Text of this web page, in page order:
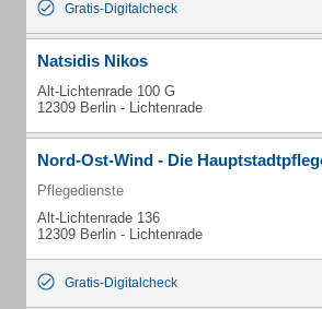
Gratis-Digitalcheck
Natsidis Nikos
Alt-Lichtenrade 100 G
12309 Berlin - Lichtenrade
Nord-Ost-Wind - Die
Pflegedienste
Alt-Lichtenrade 136
12309 Berlin - Lichtenrade
Gratis-Digitalcheck